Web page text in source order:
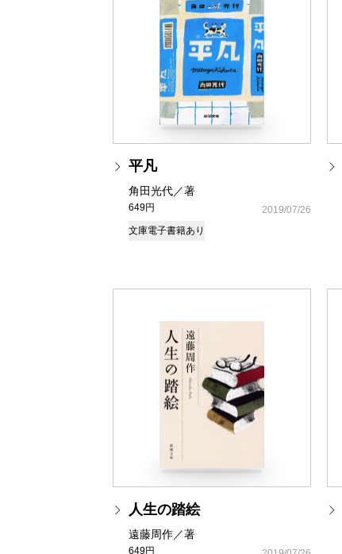
平凡
角田光代／著
649円
2019/07/26
文庫電子書籍あり
人生の踏絵
遠藤周作／著
649円